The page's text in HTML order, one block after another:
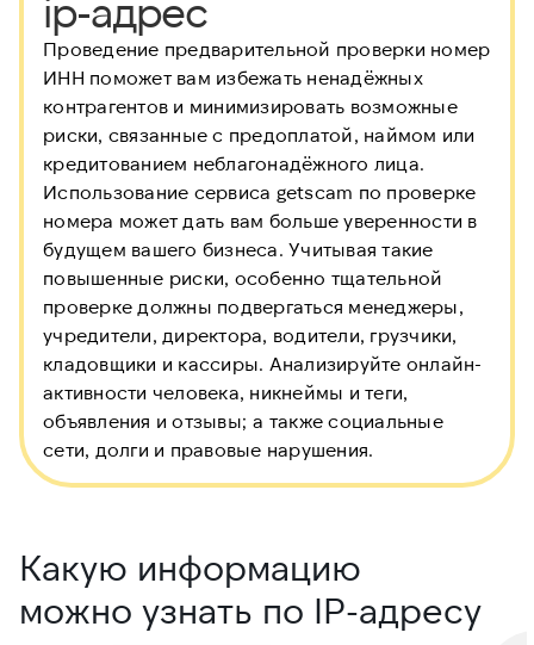
ip-адрес
Проведение предварительной проверки номер
ИНН поможет вам избежать ненадёжных
контрагентов и минимизировать возможные
риски, связанные с предоплатой, наймом или
кредитованием неблагонадёжного лица.
Использование сервиса getscam по проверке
номера может дать вам больше уверенности в
будущем вашего бизнеса. Учитывая такие
повышенные риски, особенно тщательной
проверке должны подвергаться менеджеры,
учредители, директора, водители, грузчики,
кладовщики и кассиры. Анализируйте онлайн-
активности человека, никнеймы и теги,
объявления и отзывы; а также социальные
сети, долги и правовые нарушения.
Какую информацию
можно узнать по IP-адресу